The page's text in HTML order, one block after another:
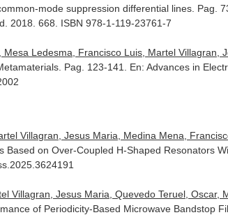
mode suppression differential lines. Pag.
2018. 668. ISBN 978-1-119-23761-7
Ledesma, Francisco Luis, Martel Villagran,
Pag. 123-141. En: Advances in
Villagran, Jesus Maria, Medina Mena,
on Over-Coupled H-Shaped Resonators
Villagran, Jesus Maria, Quevedo Teruel, Oscar,
of Periodicity-Based Microwave Bandstop